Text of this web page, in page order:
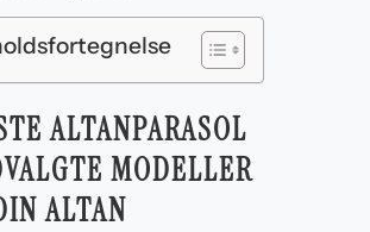
ALTANPARASOL
MODELLER
ALTAN